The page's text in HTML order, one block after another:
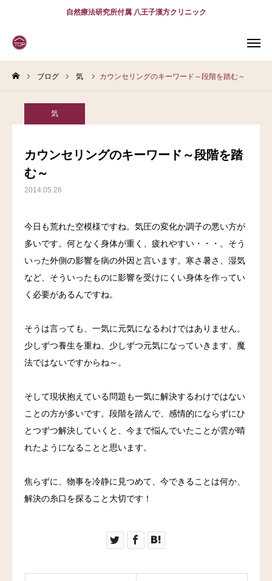
自然療法研究所付属 八王子漢方クリニック
ブログ 気 カウンセリングのキーワード～段階を踏む～
気
カウンセリングのキーワード～段階を踏
む～
2014.05.26
今日も荒れた空模様ですね。気圧の変化か調子の悪い方が
多いです。何となく身体が重く、疲れやすい・・・。そう
いった外側の影響を病の外因と言います。寒さ暑さ、湿気
など、そういったものに影響を受けにくい身体を作ってい
く必要があるんですね。
そうは言っても、一気に元気になるわけではありません。
少しずつ養生を重ね、少しずつ元気になっていきます。魔
法ではないですからね～。
そして現状抱えている問題も一気に解決するわけではない
ことの方が多いです。段階を踏んで、感情的にならずにひ
とつずつ解決していくと、今まで悩んでいたことが雲が晴
れたようになることと思います。
焦らずに、物事を冷静に見つめて、今できることは何か、
解決の糸口を探ること大切です！
WEB予約
電話予約
診療案内
スタッフ紹介
料金
アクセス
気診の学校